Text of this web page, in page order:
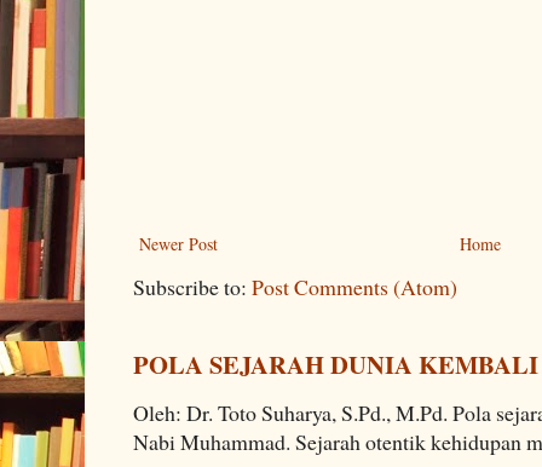
Newer Post Home
Subscribe to: Post Comments (Atom)
POLA SEJARAH DUNIA
Oleh: Dr. Toto Suharya, S.Pd., M.Pd. Pola
Nabi Muhammad. Sejarah otentik kehidupan